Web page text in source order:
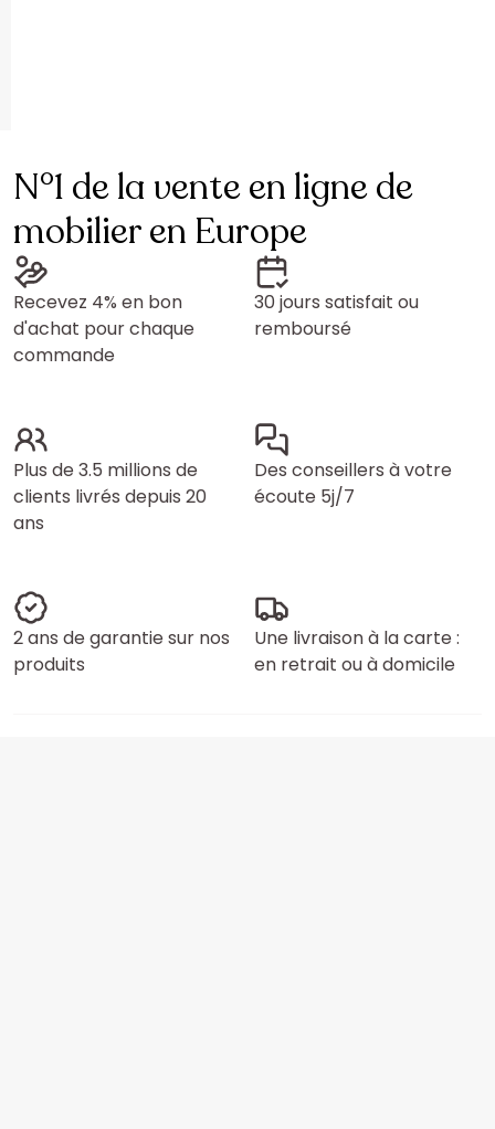
N°1 de la vente en ligne de
mobilier en Europe
Recevez 4% en bon
d'achat pour chaque
commande
30 jours satisfait ou
remboursé
Plus de 3.5 millions de
clients livrés depuis 20
ans
Des conseillers à votre
écoute 5j/7
2 ans de garantie sur nos
produits
Une livraison à la carte :
en retrait ou à domicile